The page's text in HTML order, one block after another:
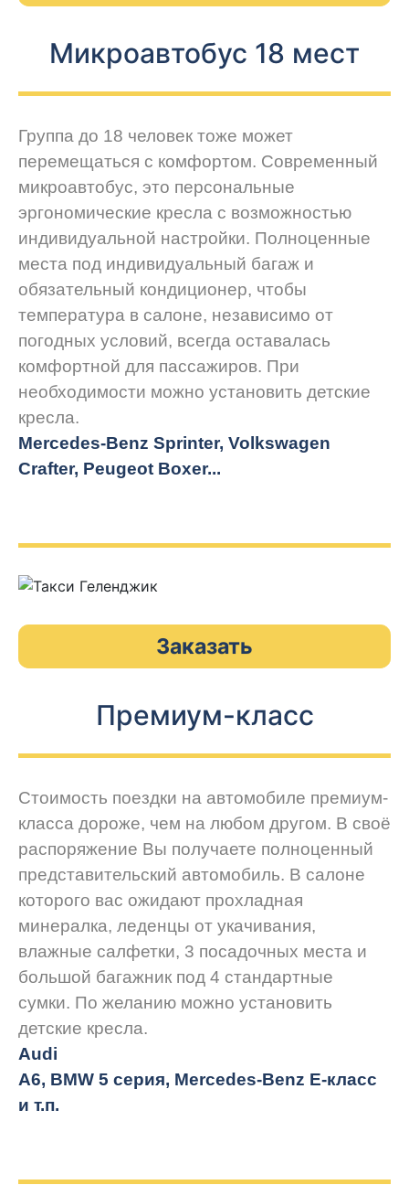
Микроавтобус 18 мест
Группа до 18 человек тоже может
перемещаться с комфортом. Современный
микроавтобус, это персональные
эргономические кресла с возможностью
индивидуальной настройки. Полноценные
места под индивидуальный багаж и
обязательный кондиционер, чтобы
температура в салоне, независимо от
погодных условий, всегда оставалась
комфортной для пассажиров. При
необходимости можно установить детские
кресла.
Mercedes-Benz Sprinter, Volkswagen
Crafter, Peugeot Boxer...
Заказать
Премиум-класс
Стоимость поездки на автомобиле премиум-
класса дороже, чем на любом другом. В своё
распоряжение Вы получаете полноценный
представительский автомобиль. В салоне
которого вас ожидают прохладная
минералка, леденцы от укачивания,
влажные салфетки, 3 посадочных места и
большой багажник под 4 стандартные
сумки. По желанию можно установить
детские кресла.
Audi
A6, BMW 5 серия, Mercedes-Benz E-класс
и т.п.